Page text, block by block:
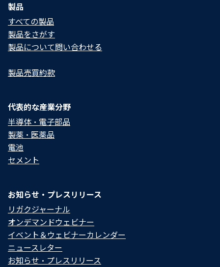
製品
すべての製品
製品をさがす
製品について問い合わせる​
製品売買約款
代表的な産業分野
半導体・電子部品
製薬・医薬品
電池
セメント
お知らせ・プレスリリース
リガクジャーナル
オンデマンドウェビナー
イベント＆ウェビナーカレンダー
ニュースレター
お知らせ・プレスリリース